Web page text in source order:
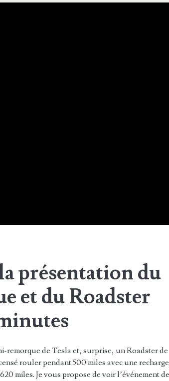
présentation du
et du Roadster
remorque de Tesla et, surprise, un Roadster de
rouler pendant 500 miles avec une
miles. Je vous propose de voir l’événement de